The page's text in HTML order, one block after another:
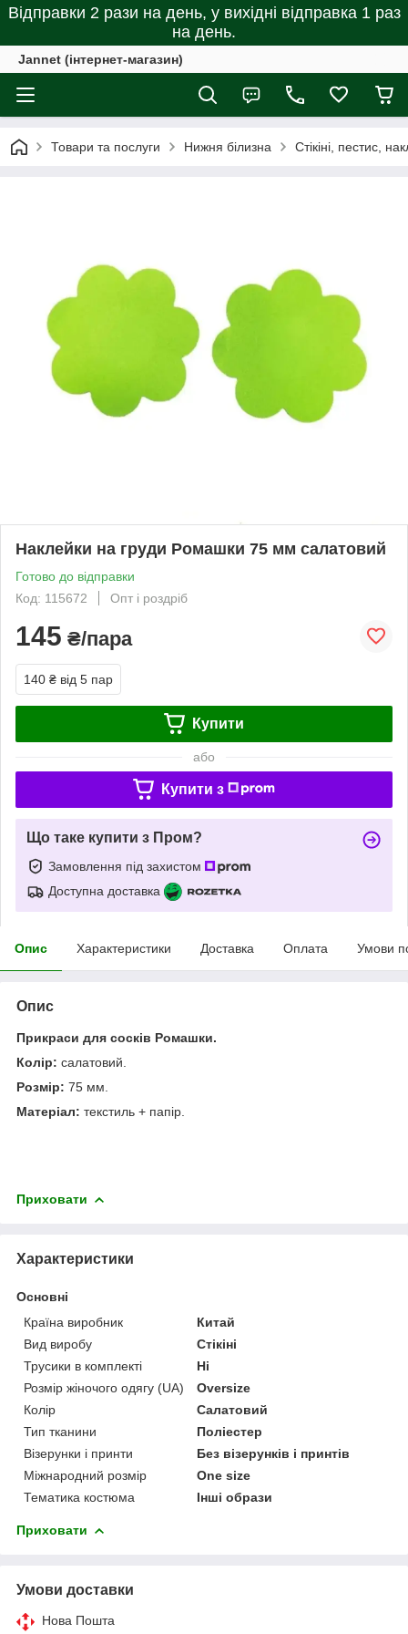
Відправки 2 рази на день, у вихідні відправка 1 раз
на день.
Jannet (інтернет-магазин)
Товари та послуги Нижня білизна Стікіні, пестис,
Наклейки на груди Ромашки 75 мм салатовий
Готово до відправки
Код: 115672
Опт і роздріб
145 ₴/пара
140 ₴ від 5 пар
Купити
або
Купити з
Що таке купити з Пром?
Замовлення під захистом
Доступна доставка
Опис Характеристики Доставка Оплата Умови
Опис
Прикраси для сосків Ромашки.
Колір: салатовий.
Розмір: 75 мм.
Матеріал: текстиль + папір.
Приховати
Характеристики
Основні
Країна виробник
Китай
Вид виробу
Стікіні
Трусики в комплекті
Ні
Розмір жіночого одягу (UA)
Oversize
Колір
Салатовий
Тип тканини
Поліестер
Візерунки і принти
Без візерунків і принтів
Міжнародний розмір
One size
Тематика костюма
Інші образи
Приховати
Умови доставки
Нова Пошта